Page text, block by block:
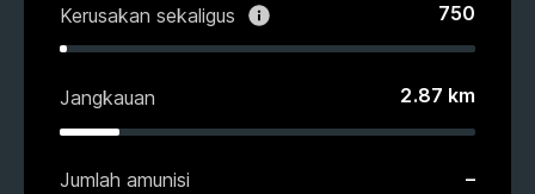
Kerusakan sekaligus 750
Jangkauan 2.87 km
Jumlah amunisi –